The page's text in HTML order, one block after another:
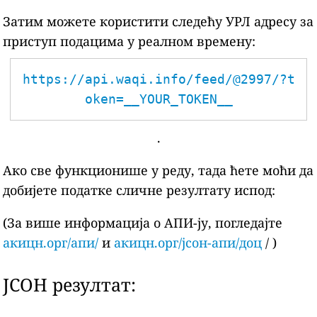
Затим можете користити следећу УРЛ адресу за
приступ подацима у реалном времену:
https://api.waqi.info/feed/@2997/?t
oken=__YOUR_TOKEN__
.
Ако све функционише у реду, тада ћете моћи да
добијете податке сличне резултату испод:
(За више информација о АПИ-ју, погледајте
акицн.орг/апи/ и акицн.орг/јсон-апи/доц / )
ЈСОН резултат: